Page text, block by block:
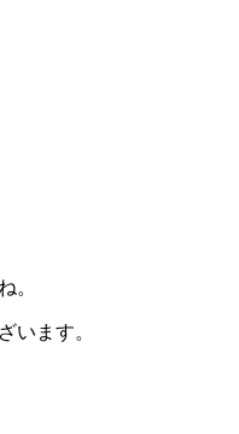
。
います。